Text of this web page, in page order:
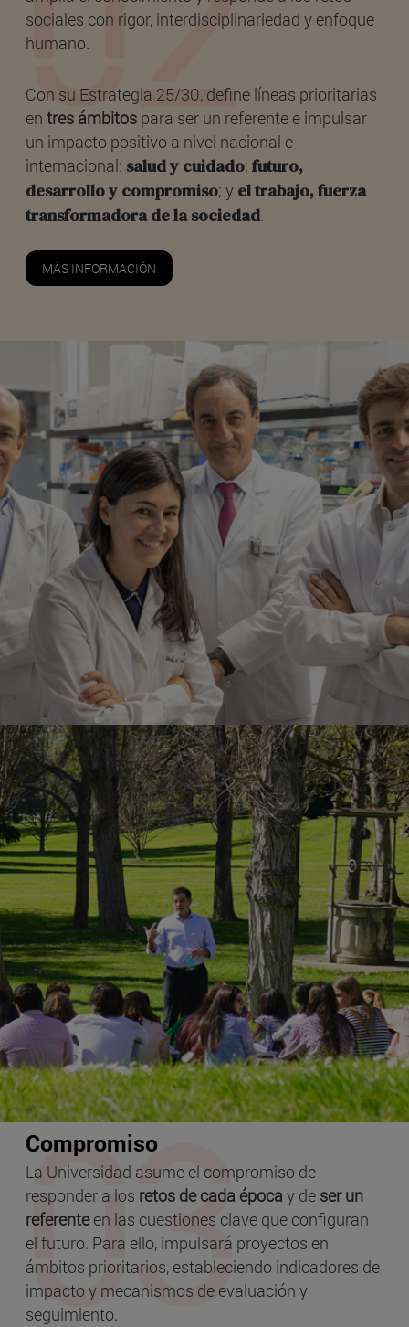
sociales con rigor, interdisciplinariedad y enfoque
humano.
Con su Estrategia 25/30, define líneas prioritarias
entres ámbitos para ser un referente e impulsar
un impacto positivo a nivel nacional e
internacional: salud y cuidado;futuro,
desarrollo y compromiso; y el trabajo, fuerza
transformadora de la sociedad.
MÁS INFORMACIÓN
Compromiso
La Universidad asume el compromiso de
responder a los retos de cada épocay de ser un
referenteen las cuestiones clave que configuran
el futuro. Para ello, impulsará proyectos en
ámbitos prioritarios, estableciendo indicadores de
impacto y mecanismos de evaluación y
seguimiento.